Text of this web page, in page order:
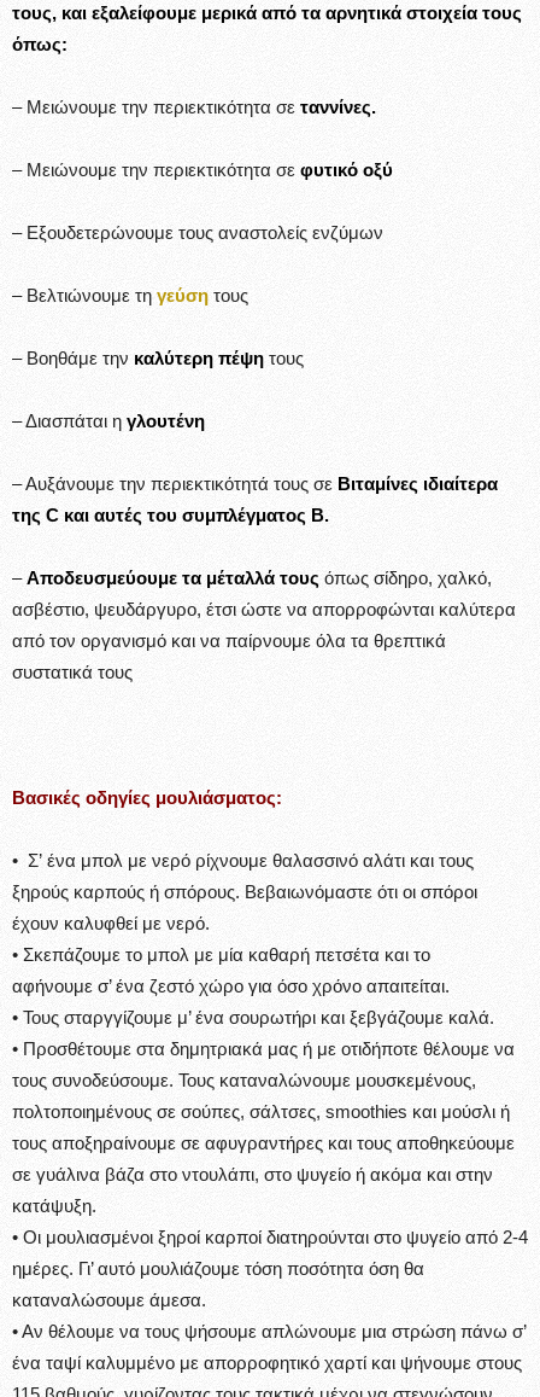
τους, και εξαλείφουμε μερικά από τα αρνητικά στοιχεία τους
όπως:
– Μειώνουμε την περιεκτικότητα σε ταννίνες.
– Μειώνουμε την περιεκτικότητα σε φυτικό οξύ
– Εξουδετερώνουμε τους αναστολείς ενζύμων
– Βελτιώνουμε τη γεύση τους
– Βοηθάμε την καλύτερη πέψη τους
– Διασπάται η γλουτένη
– Αυξάνουμε την περιεκτικότητά τους σε Βιταμίνες ιδιαίτερα
της C και αυτές του συμπλέγματος B.
–Αποδευσμεύουμε τα μέταλλά τους όπως σίδηρο, χαλκό,
ασβέστιο, ψευδάργυρο, έτσι ώστε να απορροφώνται καλύτερα
από τον οργανισμό και να παίρνουμε όλα τα θρεπτικά
συστατικά τους
Βασικές οδηγίες μουλιάσματος:
• Σ’ ένα μπολ με νερό ρίχνουμε θαλασσινό αλάτι και τους
ξηρούς καρπούς ή σπόρους. Βεβαιωνόμαστε ότι οι σπόροι
έχουν καλυφθεί με νερό.
• Σκεπάζουμε το μπολ με μία καθαρή πετσέτα και το
αφήνουμε σ’ ένα ζεστό χώρο για όσο χρόνο απαιτείται.
• Τους σταργγίζουμε μ’ ένα σουρωτήρι και ξεβγάζουμε καλά.
• Προσθέτουμε στα δημητριακά μας ή με οτιδήποτε θέλουμε να
τους συνοδεύσουμε. Τους καταναλώνουμε μουσκεμένους,
πολτοποιημένους σε σούπες, σάλτσες, smoothies και μούσλι ή
τους αποξηραίνουμε σε αφυγραντήρες και τους αποθηκεύουμε
σε γυάλινα βάζα στο ντουλάπι, στο ψυγείο ή ακόμα και στην
κατάψυξη.
• Οι μουλιασμένοι ξηροί καρποί διατηρούνται στο ψυγείο από 2-4
ημέρες. Γι’ αυτό μουλιάζουμε τόση ποσότητα όση θα
καταναλώσουμε άμεσα.
• Αν θέλουμε να τους ψήσουμε απλώνουμε μια στρώση πάνω σ’
ένα ταψί καλυμμένο με απορροφητικό χαρτί και ψήνουμε στους